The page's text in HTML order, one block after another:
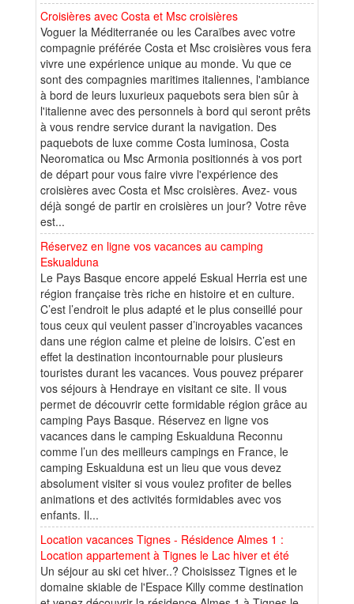
Croisières avec Costa et Msc croisières
Voguer la Méditerranée ou les Caraïbes avec votre
compagnie préférée Costa et Msc croisières vous fera
vivre une expérience unique au monde. Vu que ce
sont des compagnies maritimes italiennes, l'ambiance
à bord de leurs luxurieux paquebots sera bien sûr à
l'italienne avec des personnels à bord qui seront prêts
à vous rendre service durant la navigation. Des
paquebots de luxe comme Costa luminosa, Costa
Neoromatica ou Msc Armonia positionnés à vos port
de départ pour vous faire vivre l'expérience des
croisières avec Costa et Msc croisières. Avez- vous
déjà songé de partir en croisières un jour? Votre rêve
est...
Réservez en ligne vos vacances au camping
Eskualduna
Le Pays Basque encore appelé Eskual Herria est une
région française très riche en histoire et en culture.
C’est l’endroit le plus adapté et le plus conseillé pour
tous ceux qui veulent passer d’incroyables vacances
dans une région calme et pleine de loisirs. C’est en
effet la destination incontournable pour plusieurs
touristes durant les vacances. Vous pouvez préparer
vos séjours à Hendraye en visitant ce site. Il vous
permet de découvrir cette formidable région grâce au
camping Pays Basque. Réservez en ligne vos
vacances dans le camping Eskualduna Reconnu
comme l’un des meilleurs campings en France, le
camping Eskualduna est un lieu que vous devez
absolument visiter si vous voulez profiter de belles
animations et des activités formidables avec vos
enfants. Il...
Location vacances Tignes - Résidence Almes 1 :
Location appartement à Tignes le Lac hiver et été
Un séjour au ski cet hiver..? Choisissez Tignes et le
domaine skiable de l'Espace Killy comme destination